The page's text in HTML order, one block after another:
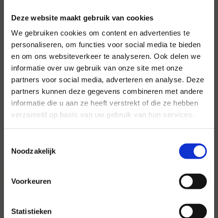
Deze website maakt gebruik van cookies
We gebruiken cookies om content en advertenties te
personaliseren, om functies voor social media te bieden
en om ons websiteverkeer te analyseren. Ook delen we
informatie over uw gebruik van onze site met onze
partners voor social media, adverteren en analyse. Deze
partners kunnen deze gegevens combineren met andere
informatie die u aan ze heeft verstrekt of die ze hebben
verzameld op basis van uw gebruik van hun services.
Noodzakelijk
Voorkeuren
Statistieken
Voor al uw evenementen en
partijen
Hansen Evenementen is uw partner voor
evenementen van groot tot klein.
Lees verder